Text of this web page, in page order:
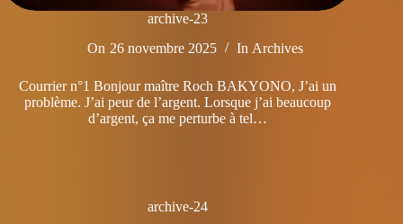
archive-23
On 26 novembre 2025 In Archives
Courrier n°1 Bonjour maître Roch BAKYONO, J’ai un
problème. J’ai peur de l’argent. Lorsque j’ai beaucoup
d’argent, ça me perturbe à tel…
archive-24